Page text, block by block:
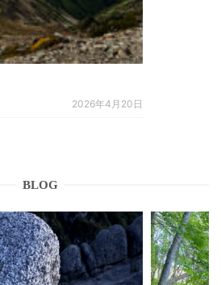
2026年4月20日
BLOG